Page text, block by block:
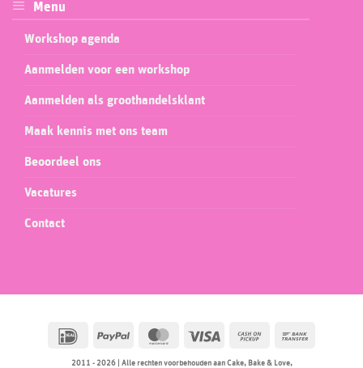
Menu
Workshop agenda
Aanmelden voor een workshop
Aanmelden als groothandelsklant
Maak kennis met ons team
Beoordeel ons
Vacatures
Contact
IDeal PayPal MasterCardVisa
Cash
2011 - 2026 | Alle rechten voorbehouden aan Cake, Bake & Love,